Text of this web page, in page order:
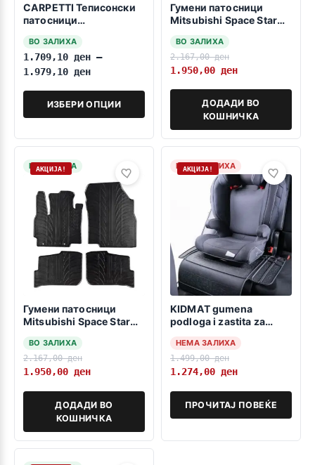
CARPETTI Теписонски
патосници
Мицубиши СПЕЈС
СТАР 01.2014-12.2017 /
2018->
ВО ЗАЛИХА
1.709,10 ден –
1.979,10 ден
ИЗБЕРИ ОПЦИИ
Гумени патосници
Mitsubishi Space Star
ВО ЗАЛИХА
2.167,00ден
1.950,00 ден
ДОДАДИ ВО
КОШНИЧКА
НА ЗАЛИХА
АКЦИЈА!
Гумени патосници
Mitsubishi Space Star
ВО ЗАЛИХА
2.167,00ден
1.950,00 ден
ДОДАДИ ВО
КОШНИЧКА
НЕМА ЗАЛИХА
АКЦИЈА!
KIDMAT gumena
podloga i zastita za
НЕМА ЗАЛИХА
1.499,00ден
1.274,00 ден
ПРОЧИТАЈ ПОВЕЌЕ